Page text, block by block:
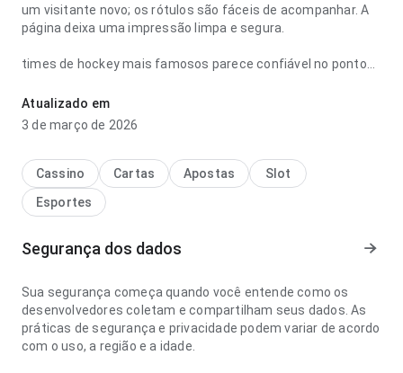
um visitante novo; os rótulos são fáceis de acompanhar. A
página deixa uma impressão limpa e segura.
times de hockey mais famosos parece confiável no ponto
interface não distrai das informações do app. Ajuda quem
quer decidir rapidamente se vale instalar.
Atualizado em
3 de março de 2026
Cassino Cartas Apostas
Slot
Esportes
Segurança dos dados
Sua segurança começa quando você entende como os
desenvolvedores coletam e compartilham seus dados. As
práticas de segurança e privacidade podem variar de acordo
com o uso, a região e a idade.